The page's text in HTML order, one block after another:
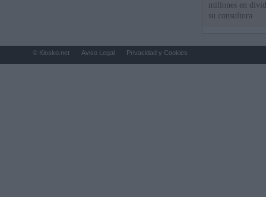
millones en
su consultora
© Kiosko.net Aviso Legal Privacidad y Cookies